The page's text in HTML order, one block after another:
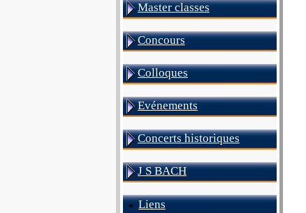
Master classes
Concours
Colloques
Evénements
Concerts historiques
J S BACH
Liens